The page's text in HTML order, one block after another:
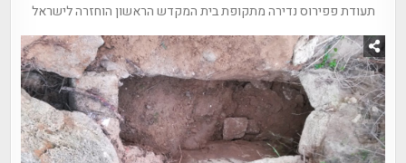
תעודת פפירוס נדירה מתקופת בית המקדש הראשון הוחזרה לישראל